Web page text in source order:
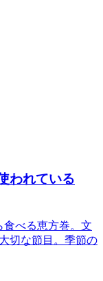
われている
べる恵方巻。文
切な節目。季節の